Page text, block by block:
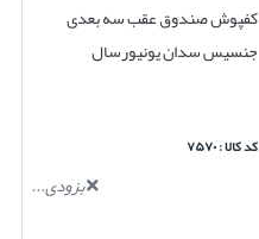
کفپوش صندوق عقب سه بعدی
جنسیس سدان یونیورسال
کد کالا : ۷۵۷۰
بزودی...